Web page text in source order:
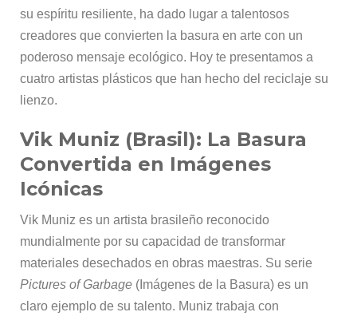
su espíritu resiliente, ha dado lugar a talentosos
creadores que convierten la basura en arte con un
poderoso mensaje ecológico. Hoy te presentamos a
cuatro artistas plásticos que han hecho del reciclaje su
lienzo.
Vik Muniz (Brasil): La Basura
Convertida en Imágenes
Icónicas
Vik Muniz es un artista brasileño reconocido
mundialmente por su capacidad de transformar
materiales desechados en obras maestras. Su serie
Pictures of Garbage (Imágenes de la Basura) es un
claro ejemplo de su talento. Muniz trabaja con